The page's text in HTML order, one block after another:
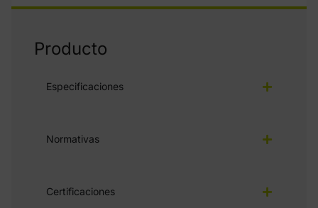
Producto
Especificaciones
Normativas
Certificaciones